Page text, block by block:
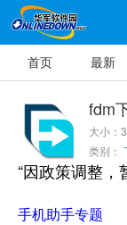
首页 最新
fdm
大小：
类别：
“因政策调整，
手机助手专题